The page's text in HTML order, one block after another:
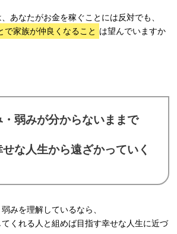
あなたがお金を稼ぐことには反対でも、
で家族が仲良くなること は望んでいますか
弱みが分からないままで
な人生から遠ざかっていく
みを理解しているなら、
くれる人と組めば目指す幸せな人生に近づ